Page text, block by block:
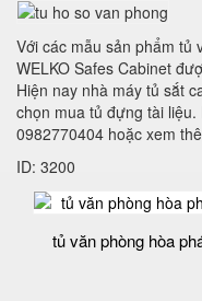
Với các mẫu sản phẩm tủ
WELKO Safes Cabinet
Hiện nay nhà máy tủ sắt
chọn mua tủ đựng tài
0982770404 hoặc xem
ID: 3200
tủ văn phòng hòa